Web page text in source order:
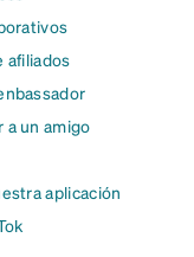
afiliados
a un amigo
aplicación